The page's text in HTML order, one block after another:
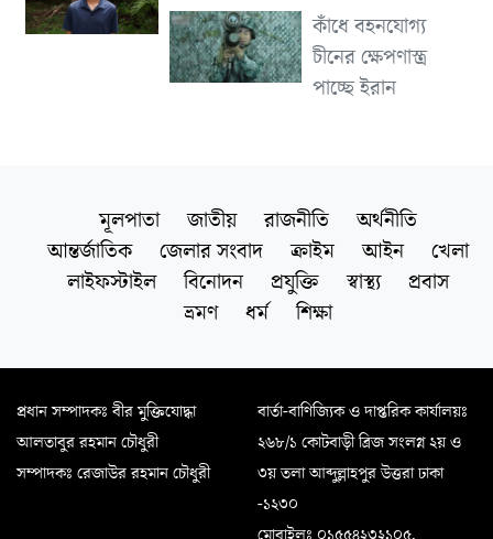
কাঁধে বহনযোগ্য
চীনের ক্ষেপণাস্ত্র
পাচ্ছে ইরান
মূলপাতা জাতীয় রাজনীতি
অর্থনীতি
আন্তর্জাতিক
জেলার সংবাদ ক্রাইম আইন
খেলা
লাইফস্টাইল
বিনোদন প্রযুক্তি স্বাস্থ্য
প্রবাস
ভ্রমণ
ধর্ম শিক্ষা
প্রধান সম্পাদকঃ বীর মুক্তিযোদ্ধা
আলতাবুর রহমান চৌধুরী
সম্পাদকঃ রেজাউর রহমান চৌধুরী
বার্তা-বাণিজ্যিক ও দাপ্তরিক কার্যালয়ঃ
২৬৮/১ কোটবাড়ী ব্রিজ সংলগ্ন ২য় ও
৩য় তলা আব্দুল্লাহপুর উত্তরা ঢাকা
-১২৩০